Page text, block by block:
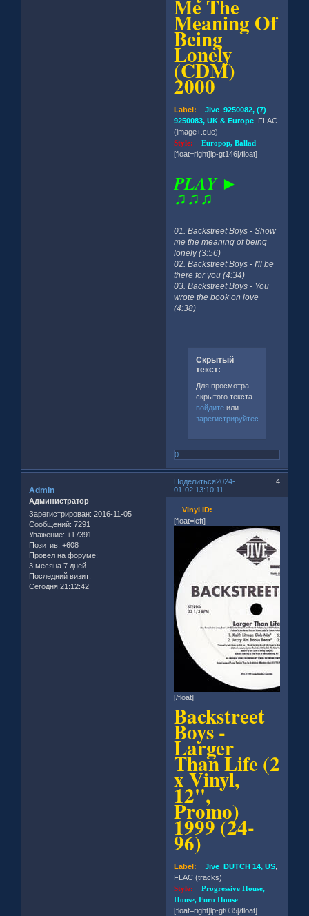
Me The
Meaning Of
Being
Lonely
(CDM)
2000
Label: Jive 9250082, (7)
9250083, UK & Europe , FLAC
(image+.cue)
Style:Europop, Ballad
[float=right]lp-gt146[/float]
PLAY ►
♫♫♫
01. Backstreet Boys - Show
me the meaning of being
lonely (3:56)
02. Backstreet Boys - I'll be
there for you (4:34)
03. Backstreet Boys - You
wrote the book on love
(4:38)
Скрытый
текст:
Для просмотра
скрытого текста -
войдитеили
зарегистрируйтесь
0
Поделиться 4
2024-
01-02 13:10:11
Admin
Администратор
Зарегистрирован: 2016-11-05
Сообщений: 7291
Уважение: +17391
Позитив: +608
Провел на форуме:
3 месяца 7 дней
Последний визит:
Сегодня 21:12:42
Vinyl ID: ----
[float=left]
[/float]
Backstreet
Boys -
Larger
Than Life (2
x Vinyl,
12'',
Promo)
1999 (24-
96)
Label: Jive DUTCH 14, US
FLAC (tracks)
Style:Progressive House,
House, Euro House
[float=right]lp-gt035[/float]